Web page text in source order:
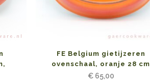
FE Belgium gietijzeren
ovenschaal, oranje 28 cm
€65,00